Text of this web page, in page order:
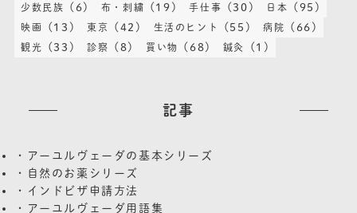
少数民族 (6) 布・刺繍 (19) 手仕事 (30) 日本 (95)
映画 (13) 東京 (42) 生活のヒント (55) 病院 (66)
観光 (33) 診察 (8) 買い物 (68) 鍼灸 (1)
記事
・アーユルヴェーダの基本シリーズ
・自然のお薬シリーズ
・インドビザ申請方法
・アーユルヴェーダ用語集